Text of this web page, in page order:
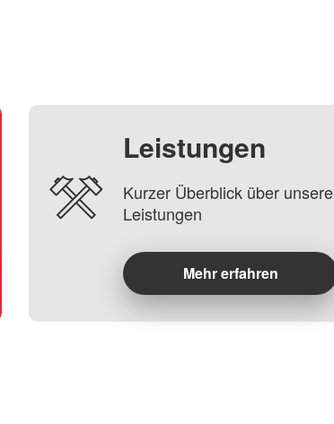
Leistungen
Kurzer Überblick über unsere
Leistungen
Mehr erfahren